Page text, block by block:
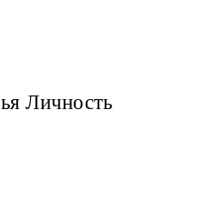
Личность